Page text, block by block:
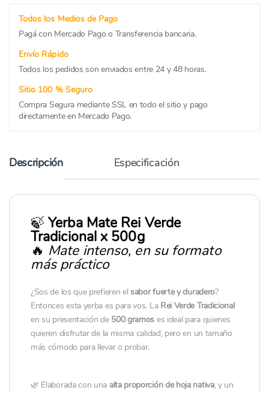
Todos los Medios de Pago
Pagá con Mercado Pago o Transferencia bancaria.
Envío Rápido
Todos los pedidos son enviados entre 24 y 48 horas.
Sitio 100 % Seguro
Compra Segura mediante SSL en todo el sitio y pago
directamente en Mercado Pago.
Descripción Especificación
🍃Yerba Mate Rei Verde
Tradicional x 500g
🔥 Mate intenso, en su formato
más práctico
¿Sos de los que prefieren elsabor fuerte y duradero?
Entonces esta yerba es para vos. La Rei Verde Tradicional
en su presentación de 500 gramos es ideal para quienes
quieren disfrutar de la misma calidad, pero en un tamaño
más cómodo para llevar o probar.
🌿 Elaborada con una alta proporción de hoja nativa, y un